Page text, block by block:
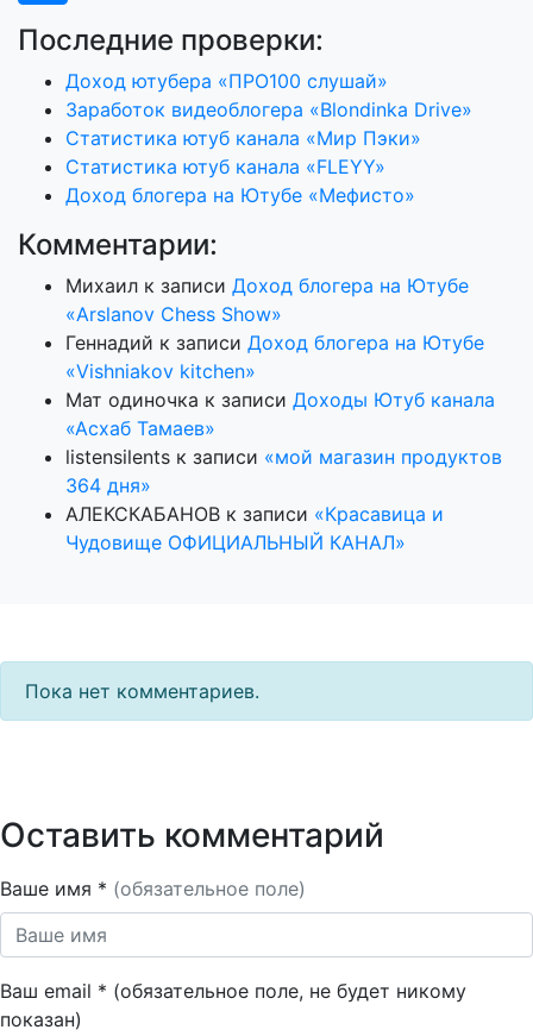
Последние проверки:
Доход ютубера «ПРО100 слушай»
Заработок видеоблогера «Blondinka Drive»
Статистика ютуб канала «Мир Пэки»
Статистика ютуб канала «FLEYY»
Доход блогера на Ютубе «Мефисто»
Комментарии:
Михаил к записи Доход блогера на Ютубе
«Arslanov Chess Show»
Геннадий к записи Доход блогера на Ютубе
«Vishniakov kitchen»
Мат одиночка к записи Доходы Ютуб канала
«Асхаб Тамаев»
listensilents к записи «мой магазин продуктов
364 дня»
АЛЕКСКАБАНОВ к записи «Красавица и
Чудовище ОФИЦИАЛЬНЫЙ КАНАЛ»
Пока нет комментариев.
Оставить комментарий
Ваше имя * (обязательное поле)
Ваш email * (обязательное поле, не будет никому
показан)